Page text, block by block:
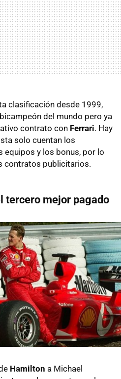
clasificación desde 1999,
del mundo pero ya
contrato con Ferrari. Hay
solo cuentan los
y los bonus, por lo
contratos publicitarios.
tercero mejor pagado
Hamilton a Michael